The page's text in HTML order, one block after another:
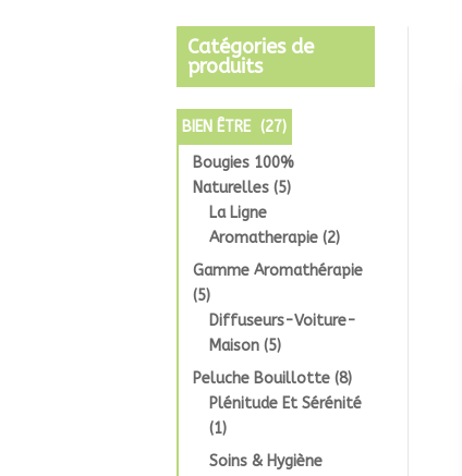
Catégories de
produits
BIEN ÊTRE (27)
Bougies 100%
Naturelles (5)
La Ligne
Aromatherapie (2)
Gamme Aromathérapie
(5)
Diffuseurs-Voiture-
Maison (5)
Peluche Bouillotte (8)
Plénitude Et Sérénité
(1)
Soins & Hygiène